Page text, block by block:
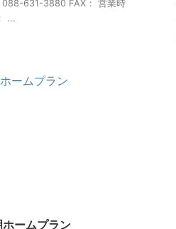
088-631-3880 FAX： 営業時
...
ームプラン